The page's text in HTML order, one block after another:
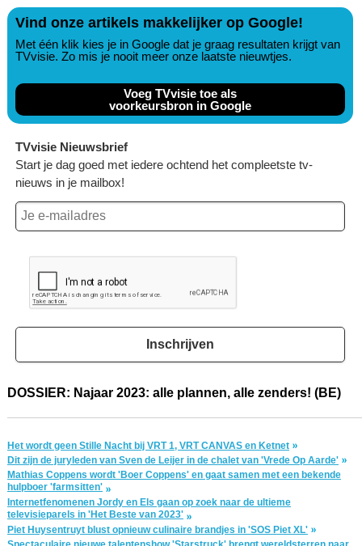
Vind onze artikels makkelijker op Google!
Met één klik kies je in Google dat je graag resultaten krijgt van
TVvisie. Zo mis je nooit meer onze laatste nieuwtjes.
Voeg TVvisie toe als
voorkeursbron in Google
TVvisie Nieuwsbrief
Start je dag goed met iedere ochtend het compleetste tv-
nieuws in je mailbox!
Inschrijven
DOSSIER: Najaar 2023: alle plannen, alle zenders! (BE)
Het wordt geen Stille Nacht bij VRT 1, VRT CANVAS en Ketnet
Dit zijn de juryleden van Sven de Leijer in de chalet van 'Vrede Op Aarde'
Mathias Coppens wordt 'Boer Coppens' en gaat samen met een bekende
hulpboer 'farmsitten'
Internetfenomenen Jordy en Els gaan op zoek naar de ultieme
televisieparels in 'Het Beste van 2023'
Piet Huysentruyt blust opnieuw culinaire brandjes in 'SOS Piet XL'